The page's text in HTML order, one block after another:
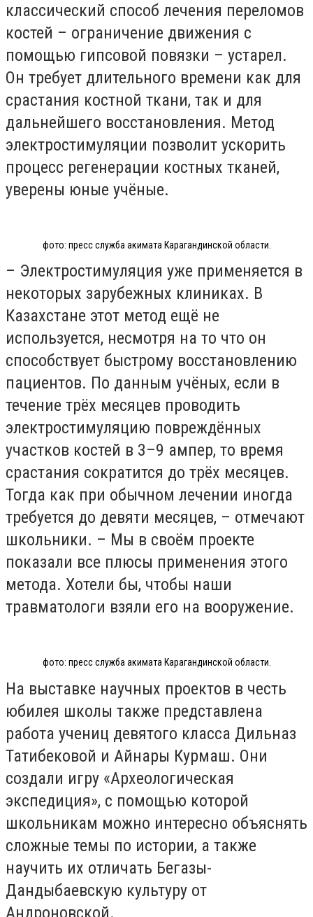
классический способ лечения переломов
костей – ограничение движения с
помощью гипсовой повязки – устарел.
Он требует длительного времени как для
срастания костной ткани, так и для
дальнейшего восстановления. Метод
электростимуляции позволит ускорить
процесс регенерации костных тканей,
уверены юные учёные.
фото: пресс служба акимата Карагандинской области.
– Электростимуляция уже применяется в
некоторых зарубежных клиниках. В
Казахстане этот метод ещё не
используется, несмотря на то что он
способствует быстрому восстановлению
пациентов. По данным учёных, если в
течение трёх месяцев проводить
электростимуляцию повреждённых
участков костей в 3–9 ампер, то время
срастания сократится до трёх месяцев.
Тогда как при обычном лечении иногда
требуется до девяти месяцев, – отмечают
школьники. – Мы в своём проекте
показали все плюсы применения этого
метода. Хотели бы, чтобы наши
травматологи взяли его на вооружение.
фото: пресс служба акимата Карагандинской области.
На выставке научных проектов в честь
юбилея школы также представлена
работа учениц девятого класса Дильназ
Татибековой и Айнары Курмаш. Они
создали игру «Археологическая
экспедиция», с помощью которой
школьникам можно интересно объяснять
сложные темы по истории, а также
научить их отличать Бегазы-
Дандыбаевскую культуру от
Андроновской.